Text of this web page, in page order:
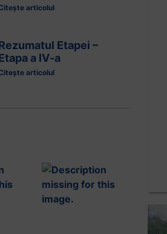
articolul
Etapei –
a IV-a
articolul